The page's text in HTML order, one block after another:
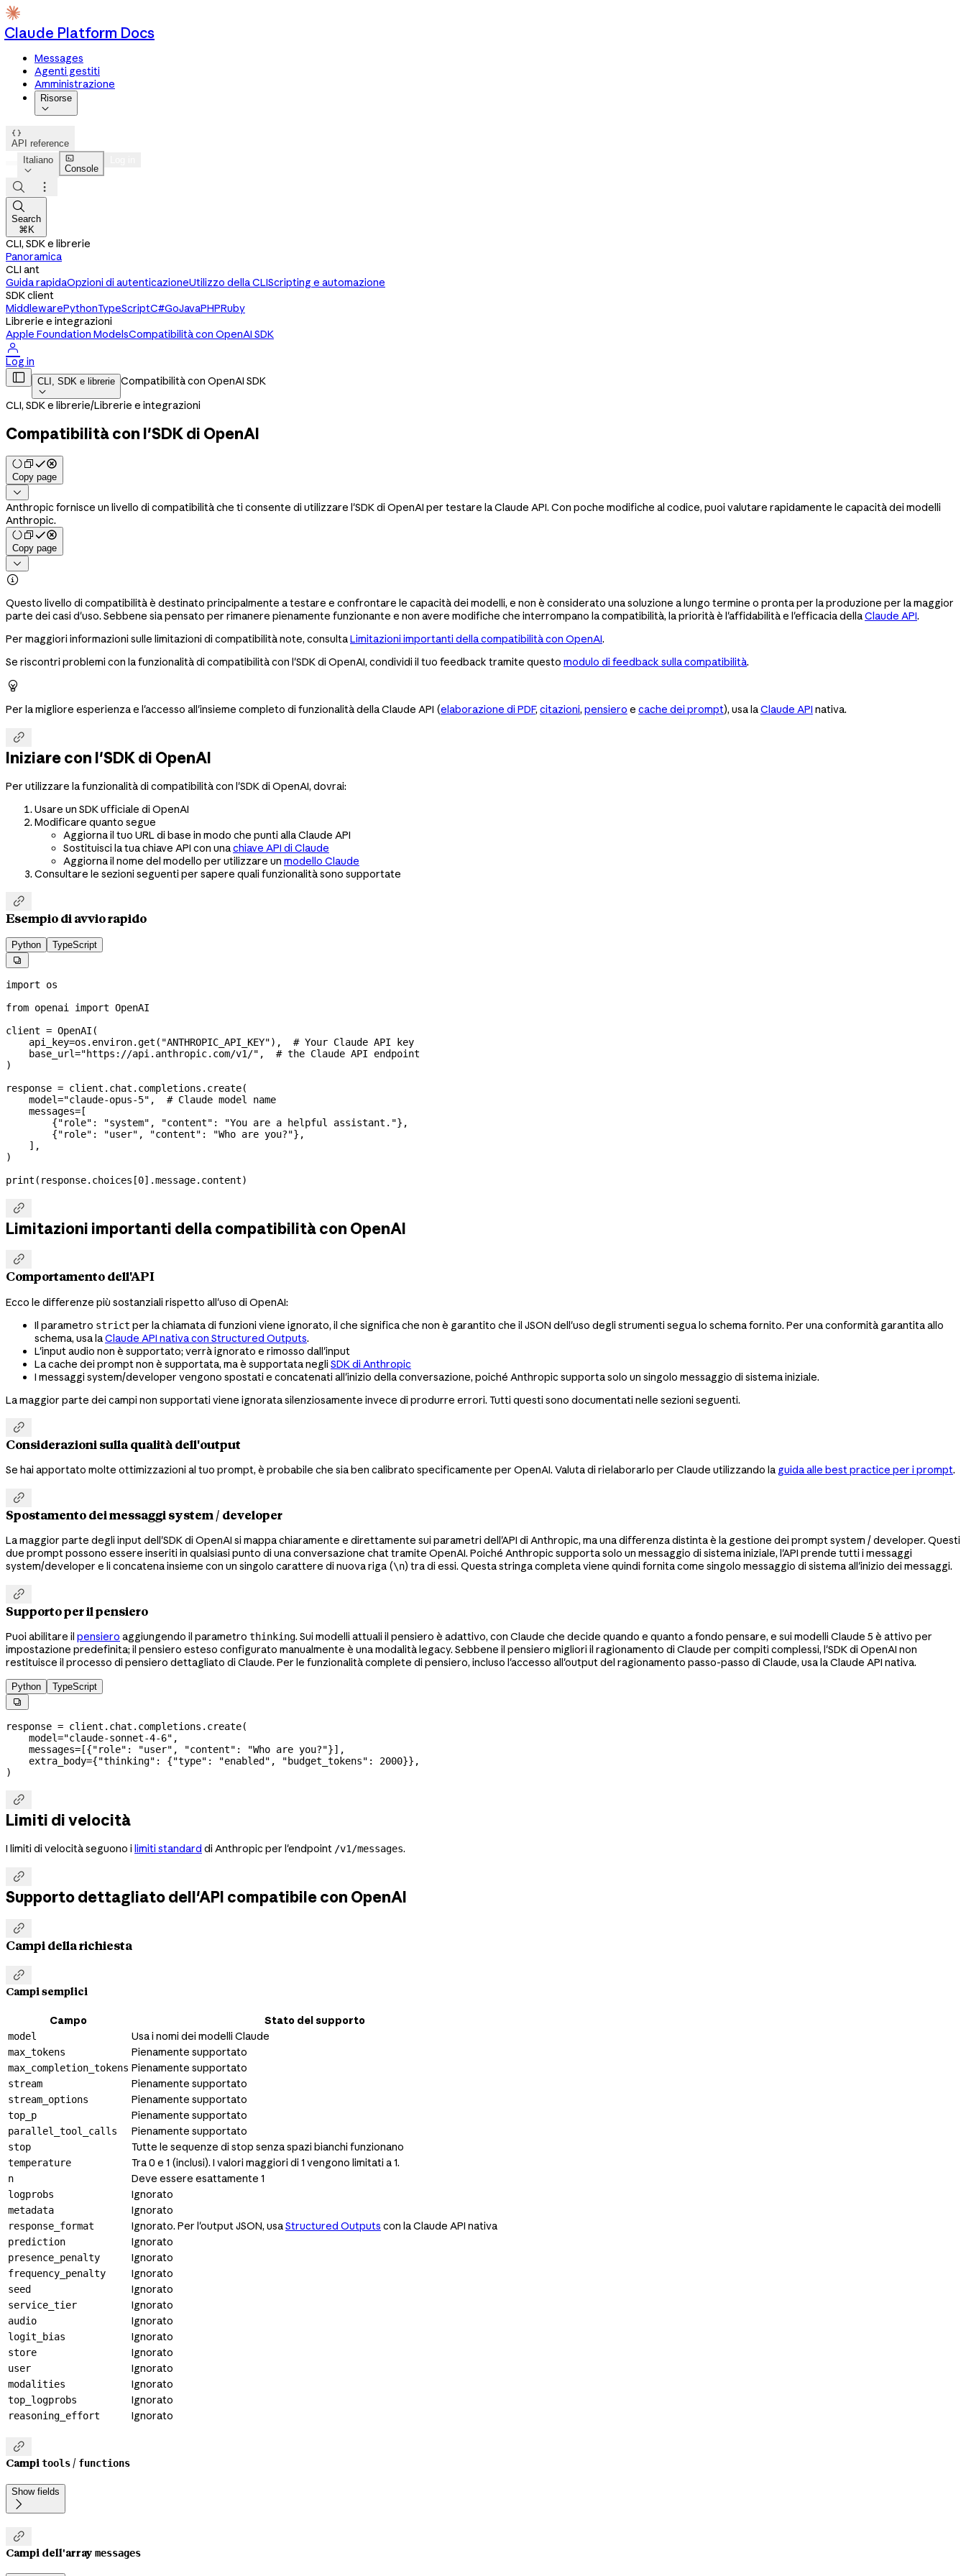
Claude Platform Docs
Messages
Agenti gestiti
Amministrazione
Risorse


API reference
Italiano


Console



Search
⌘K
CLI, SDK e librerie
Panoramica
CLI ant
Guida rapidaOpzioni di autenticazioneUtilizzo della CLIScripting e automazione
SDK client
MiddlewarePythonTypeScriptC#GoJavaPHPRuby
Librerie e integrazioni
Apple Foundation ModelsCompatibilità con OpenAI SDK

Log in
 CLI, SDK e librerie

Compatibilità con OpenAI SDK
CLI, SDK e librerie/Librerie e integrazioni
Compatibilità con l'SDK di OpenAI
Copy page

Anthropic fornisce un livello di compatibilità che ti consente di utilizzare l'SDK di OpenAI per testare la Claude API. Con poche modifiche al codice, puoi valutare rapidamente le capacità dei modelli
Anthropic.
Copy page


Questo livello di compatibilità è destinato principalmente a testare e confrontare le capacità dei modelli, e non è considerato una soluzione a lungo termine o pronta per la produzione per la maggior
parte dei casi d'uso. Sebbene sia pensato per rimanere pienamente funzionante e non avere modifiche che interrompano la compatibilità, la priorità è l'affidabilità e l'efficacia dellaClaude API.
Per maggiori informazioni sulle limitazioni di compatibilità note, consultaLimitazioni importanti della compatibilità con OpenAI.
Se riscontri problemi con la funzionalità di compatibilità con l'SDK di OpenAI, condividi il tuo feedback tramite questo modulo di feedback sulla compatibilità.

Per la migliore esperienza e l'accesso all'insieme completo di funzionalità della Claude API (elaborazione di PDF, citazioni, pensiero e cache dei prompt), usa laClaude API nativa.

Iniziare con l'SDK di OpenAI
Per utilizzare la funzionalità di compatibilità con l'SDK di OpenAI, dovrai:
Usare un SDK ufficiale di OpenAI
Modificare quanto segue
Aggiorna il tuo URL di base in modo che punti alla Claude API
Sostituisci la tua chiave API con unachiave API di Claude
Aggiorna il nome del modello per utilizzare un modello Claude
Consultare le sezioni seguenti per sapere quali funzionalità sono supportate

Esempio di avvio rapido
Python TypeScript

import os
from openai import OpenAI
client = OpenAI(
    api_key
=os.environ.get( "ANTHROPIC_API_KEY"), # Your Claude API key
    base_url
="https://api.anthropic.com/v1/" , # the Claude API endpoint
)
response = client.chat.completions.create(
    model
="claude-opus-5" , # Claude model name
    messages
= [
        {
"role" : "system" , "content" : "You are a helpful assistant."},
        {
"role" : "user" , "content" : "Who are you?"},
    ],
)
print (response.choices[0].message.content)

Limitazioni importanti della compatibilità con OpenAI

Comportamento dell'API
Ecco le differenze più sostanziali rispetto all'uso di OpenAI:
Il parametro strict per la chiamata di funzioni viene ignorato, il che significa che non è garantito che il JSON dell'uso degli strumenti segua lo schema fornito. Per una conformità garantita allo
schema, usa laClaude API nativa con Structured Outputs.
L'input audio non è supportato; verrà ignorato e rimosso dall'input
La cache dei prompt non è supportata, ma è supportata negli SDK di Anthropic
I messaggi system/developer vengono spostati e concatenati all'inizio della conversazione, poiché Anthropic supporta solo un singolo messaggio di sistema iniziale.
La maggior parte dei campi non supportati viene ignorata silenziosamente invece di produrre errori. Tutti questi sono documentati nelle sezioni seguenti.

Considerazioni sulla qualità dell'output
Se hai apportato molte ottimizzazioni al tuo prompt, è probabile che sia ben calibrato specificamente per OpenAI. Valuta di rielaborarlo per Claude utilizzando la guida alle best practice per i prompt.

Spostamento dei messaggi system / developer
La maggior parte degli input dell'SDK di OpenAI si mappa chiaramente e direttamente sui parametri dell'API di Anthropic, ma una differenza distinta è la gestione dei prompt system / developer. Questi
due prompt possono essere inseriti in qualsiasi punto di una conversazione chat tramite OpenAI. Poiché Anthropic supporta solo un messaggio di sistema iniziale, l'API prende tutti i messaggi
system/developer e li concatena insieme con un singolo carattere di nuova riga (\n) tra di essi. Questa stringa completa viene quindi fornita come singolo messaggio di sistema all'inizio dei messaggi.

Supporto per il pensiero
Puoi abilitare il pensiero aggiungendo il parametro thinking. Sui modelli attuali il pensiero è adattivo, con Claude che decide quando e quanto a fondo pensare, e sui modelli Claude 5 è attivo per
impostazione predefinita; il pensiero esteso configurato manualmente è una modalità legacy. Sebbene il pensiero migliori il ragionamento di Claude per compiti complessi, l'SDK di OpenAI non
restituisce il processo di pensiero dettagliato di Claude. Per le funzionalità complete di pensiero, incluso l'accesso all'output del ragionamento passo-passo di Claude, usa la Claude API nativa.
Python TypeScript

response = client.chat.completions.create(
    model
="claude-sonnet-4-6" ,
    messages
= [{"role" : "user" , "content" : "Who are you?"}],
    extra_body
={"thinking" : {"type" : "enabled" , "budget_tokens" : 2000}},
)

Limiti di velocità
I limiti di velocità seguono i limiti standard di Anthropic per l'endpoint /v1/messages.

Supporto dettagliato dell'API compatibile con OpenAI

Campi della richiesta

Campi semplici
Campo Stato del supporto
model Usa i nomi dei modelli Claude
max_tokens Pienamente supportato
max_completion_tokens Pienamente supportato
stream Pienamente supportato
stream_options Pienamente supportato
top_p Pienamente supportato
parallel_tool_calls Pienamente supportato
stop Tutte le sequenze di stop senza spazi bianchi funzionano
temperature Tra 0 e 1 (inclusi). I valori maggiori di 1 vengono limitati a 1.
n Deve essere esattamente 1
logprobs Ignorato
metadata Ignorato
response_format Ignorato. Per l'output JSON, usaStructured Outputs con la Claude API nativa
prediction Ignorato
presence_penalty Ignorato
frequency_penalty Ignorato
seed Ignorato
service_tier Ignorato
audio Ignorato
logit_bias Ignorato
store Ignorato
user Ignorato
modalities Ignorato
top_logprobs Ignorato
reasoning_effort Ignorato

Campitools/ functions
Show fields


Campi dell'array messages